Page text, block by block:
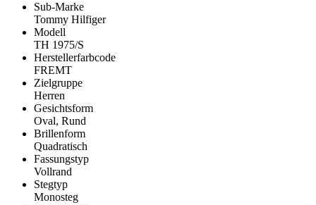
Sub-Marke
Tommy Hilfiger
Modell
TH 1975/S
Herstellerfarbcode
FREMT
Zielgruppe
Herren
Gesichtsform
Oval, Rund
Brillenform
Quadratisch
Fassungstyp
Vollrand
Stegtyp
Monosteg